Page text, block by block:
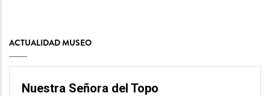
ACTUALIDAD MUSEO
Nuestra Señora del Topo